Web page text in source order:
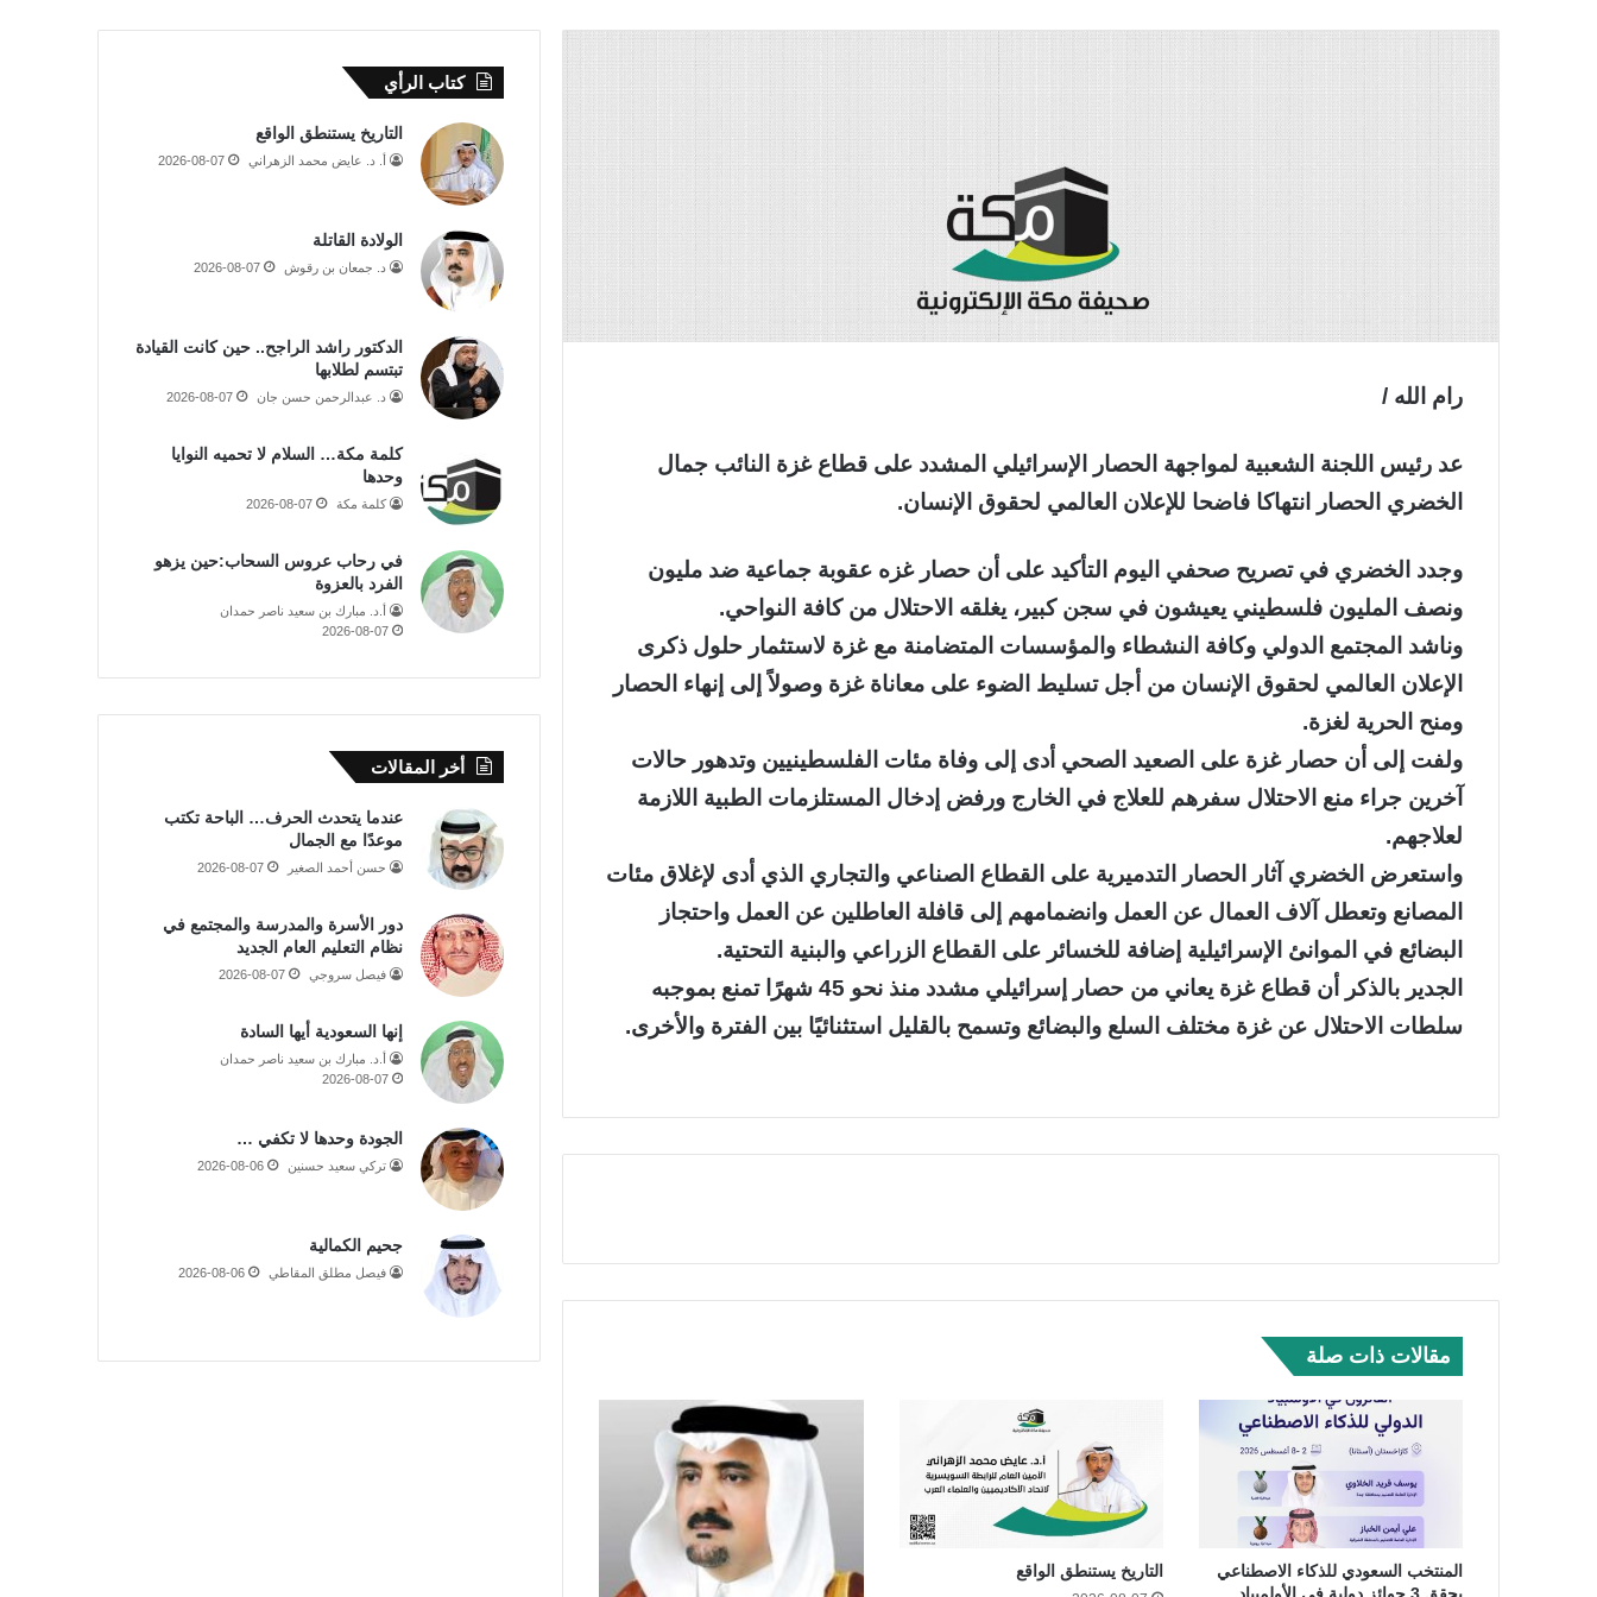
رام الله /
عد رئيس اللجنة الشعبية لمواجهة الحصار الإسرائيلي المشدد على قطاع غزة النائب جمال
الخضري الحصار انتهاكا فاضحا للإعلان العالمي لحقوق الإنسان.
وجدد الخضري في تصريح صحفي اليوم التأكيد على أن حصار غزه عقوبة جماعية ضد مليون
ونصف المليون فلسطيني يعيشون في سجن كبير، يغلقه الاحتلال من كافة النواحي.
وناشد المجتمع الدولي وكافة النشطاء والمؤسسات المتضامنة مع غزة لاستثمار حلول ذكرى
الإعلان العالمي لحقوق الإنسان من أجل تسليط الضوء على معاناة غزة وصولاً إلى إنهاء الحصار
ومنح الحرية لغزة.
ولفت إلى أن حصار غزة على الصعيد الصحي أدى إلى وفاة مئات الفلسطينيين وتدهور حالات
آخرين جراء منع الاحتلال سفرهم للعلاج في الخارج ورفض إدخال المستلزمات الطبية اللازمة
لعلاجهم.
واستعرض الخضري آثار الحصار التدميرية على القطاع الصناعي والتجاري الذي أدى لإغلاق مئات
المصانع وتعطل آلاف العمال عن العمل وانضمامهم إلى قافلة العاطلين عن العمل واحتجاز
البضائع في الموانئ الإسرائيلية إضافة للخسائر على القطاع الزراعي والبنية التحتية.
الجدير بالذكر أن قطاع غزة يعاني من حصار إسرائيلي مشدد منذ نحو 45 شهرًا تمنع بموجبه
سلطات الاحتلال عن غزة مختلف السلع والبضائع وتسمح بالقليل استثنائيًا بين الفترة والأخرى.
مقالات ذات صلة
المنتخب السعودي للذكاء الاصطناعي
التاريخ يستنطق الواقع
كتاب الرأي
التاريخ يستنطق الواقع
أ. د. عايض محمد الزهراني 2026-08-07
الولادة القاتلة
د. جمعان بن رقوش 2026-08-07
الدكتور راشد الراجح.. حين كانت القيادة
تبتسم لطلابها
د. عبدالرحمن حسن جان 2026-08-07
كلمة مكة… السلام لا تحميه النوايا
وحدها
كلمة مكة 2026-08-07
في رحاب عروس السحاب:حين يزهو
الفرد بالعزوة
أ.د. مبارك بن سعيد ناصر حمدان
2026-08-07
أخر المقالات
عندما يتحدث الحرف… الباحة تكتب
موعدًا مع الجمال
حسن أحمد الصغير 2026-08-07
دور الأسرة والمدرسة والمجتمع في
نظام التعليم العام الجديد
فيصل سروجي 2026-08-07
إنها السعودية أيها السادة
أ.د. مبارك بن سعيد ناصر حمدان
2026-08-07
الجودة وحدها لا تكفي …
تركي سعيد حسنين 2026-08-06
جحيم الكمالية
فيصل مطلق المقاطي 2026-08-06